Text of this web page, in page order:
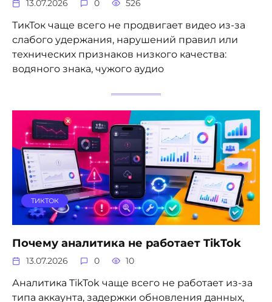
13.07.2026 0 526
ТикТок чаще всего не продвигает видео из-за
слабого удержания, нарушений правил или
технических признаков низкого качества:
водяного знака, чужого аудио
ТИКТОК
Почему аналитика не работает TikTok
13.07.2026 0 10
Аналитика TikTok чаще всего не работает из-за
типа аккаунта, задержки обновления данных,